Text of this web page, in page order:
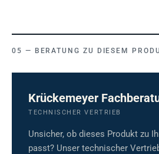
BERATUNG ZU DIESEM
Krückemeyer
TECHNISCHER VERTRIEB
Unsicher, ob dieses Produkt zu
passt? Unser technischer